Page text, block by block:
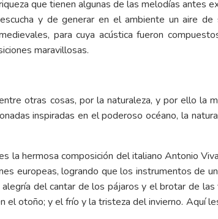
que tienen algunas de las melodías antes
y de generar en el ambiente un aire de
para cuya acústica fueron
maravillosas.
otras cosas, por la naturaleza, y por ello la
inspiradas en el poderoso océano, la
hermosa composición del italiano Antonio
europeas, logrando que los instrumentos de
del cantar de los pájaros y el brotar de
otoño; y el frío y la tristeza del invierno. Aquí